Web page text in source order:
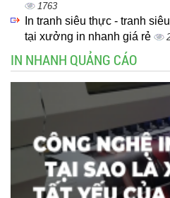
1763
In tranh siêu thực - tranh
tại xưởng in nhanh giá rẻ
IN NHANH QUẢNG CÁO